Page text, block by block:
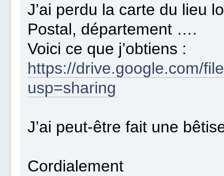
J’ai perdu la carte du lieu
Postal, département ….
Voici ce que j’obtiens :
https://drive.google.com/
usp=sharing
J’ai peut-être fait une
Cordialement